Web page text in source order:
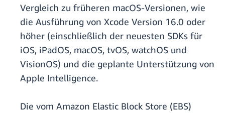
Vergleich zu früheren macOS-Versionen, wie
die Ausführung von Xcode Version 16.0 oder
höher (einschließlich der neuesten SDKs für
iOS, iPadOS, macOS, tvOS, watchOS und
VisionOS) und die geplante Unterstützung von
Apple Intelligence.
Die vom Amazon Elastic Block Store (EBS)